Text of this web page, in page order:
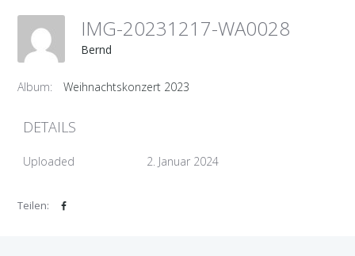
IMG-20231217-WA0028
Bernd
Album: Weihnachtskonzert 2023
DETAILS
Uploaded 2. Januar 2024
Teilen: